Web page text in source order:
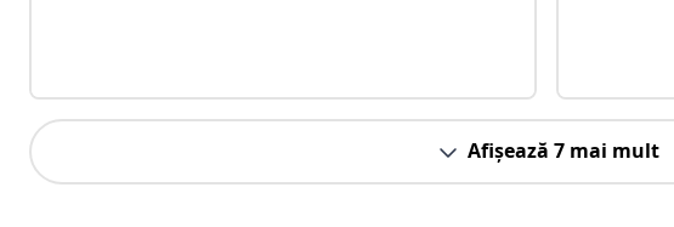
Afișează 7 mai mult